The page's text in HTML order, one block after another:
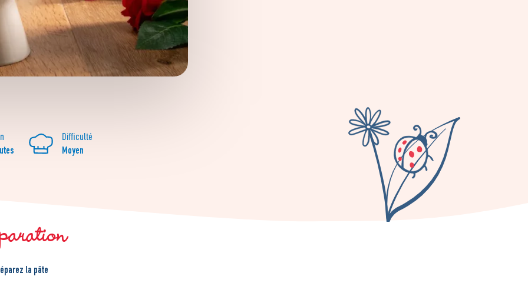
Difficulté
Moyen
la pâte